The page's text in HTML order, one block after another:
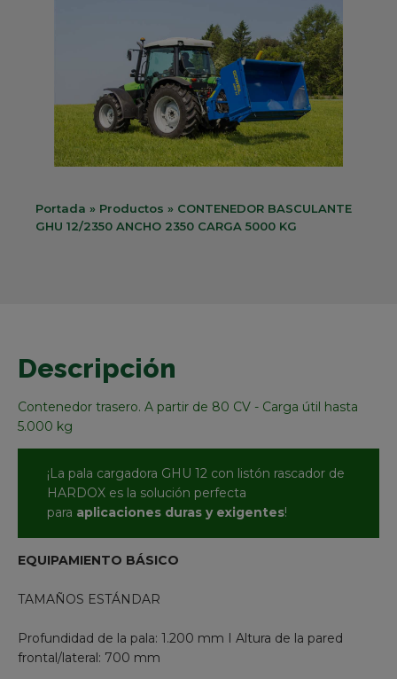
Portada » Productos » CONTENEDOR BASCULANTE
GHU 12/2350 ANCHO 2350 CARGA 5000 KG
Descripción
Contenedor trasero. A partir de 80 CV - Carga útil hasta
5.000 kg
¡La pala cargadora GHU 12 con listón rascador de
HARDOX es la solución perfecta
para aplicaciones duras y exigentes!
EQUIPAMIENTO BÁSICO
TAMAÑOS ESTÁNDAR
Profundidad de la pala: 1.200 mm I Altura de la pared
frontal/lateral: 700 mm